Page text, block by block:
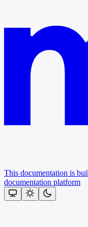
This documentation is
documentation platform